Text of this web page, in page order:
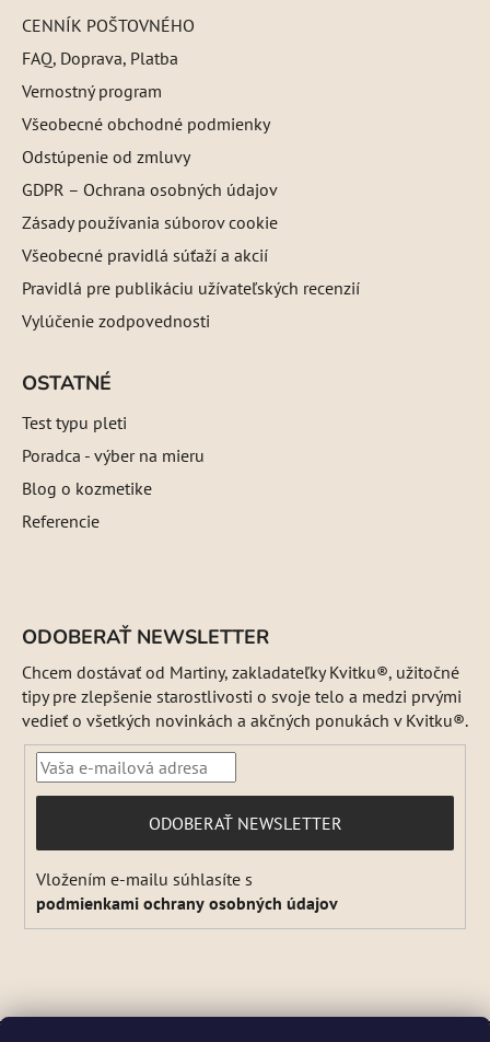
CENNÍK POŠTOVNÉHO
FAQ, Doprava, Platba
Vernostný program
Všeobecné obchodné podmienky
Odstúpenie od zmluvy
GDPR – Ochrana osobných údajov
Zásady používania súborov cookie
Všeobecné pravidlá súťaží a akcií
Pravidlá pre publikáciu užívateľských recenzií
Vylúčenie zodpovednosti
OSTATNÉ
Test typu pleti
Poradca - výber na mieru
Blog o kozmetike
Referencie
ODOBERAŤ NEWSLETTER
Chcem dostávať od Martiny, zakladateľky Kvitku®, užitočné
tipy pre zlepšenie starostlivosti o svoje telo a medzi prvými
vedieť o všetkých novinkách a akčných ponukách v Kvitku®.
PRIHLÁSIŤ
SA
ODOBERAŤ NEWSLETTER
Vložením e-mailu súhlasíte s
podmienkami ochrany osobných údajov